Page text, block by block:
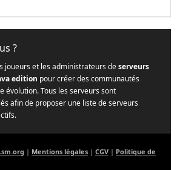
?
joueurs et les administrateurs deserveurs
edition pour créer des communautés
évolution. Tous les serveurs sont
afin de proposer une liste de serveurs
| Mentions légales | CGV | Politique de